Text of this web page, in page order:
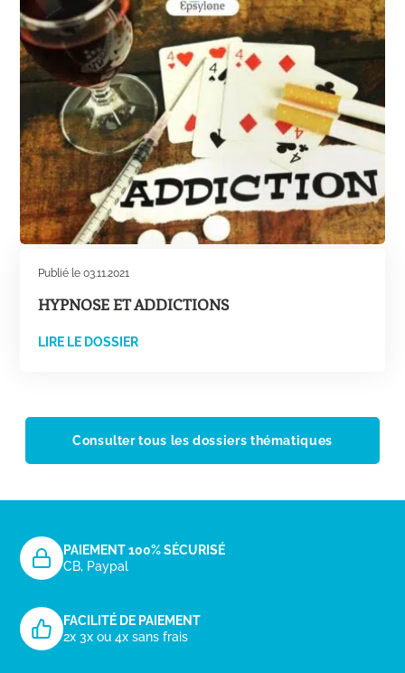
Publié le 03.11.2021
HYPNOSE ET ADDICTIONS
LIRE LE DOSSIER
Consulter tous les dossiers thématiques
PAIEMENT 100% SÉCURISÉ
CB, Paypal
FACILITÉ DE PAIEMENT
2x 3x ou 4x sans frais